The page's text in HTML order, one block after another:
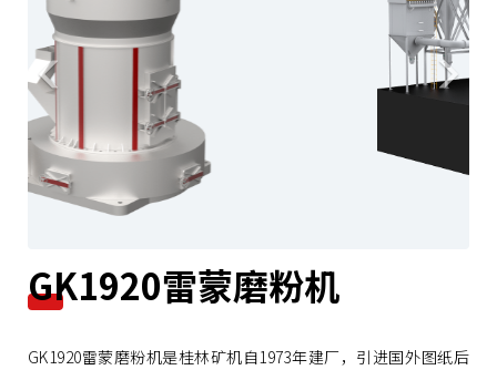
v
i
u
s
t
GK1920雷蒙磨粉机
GK1920雷蒙磨粉机是桂林矿机自1973年建厂，引进国外图纸后